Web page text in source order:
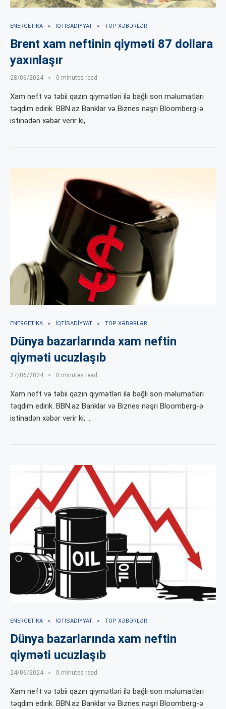
ENERGETIKA İQTISADIYYAT TOP XƏBƏRLƏR
Brent xam neftinin qiyməti 87 dollara
yaxınlaşır
28/06/2024 0 minutes read
Xam neft və təbii qazın qiymətləri ilə bağlı son məlumatları
təqdim edirik. BBN.az Banklar və Biznes nəşri Bloomberg-ə
istinadən xəbər verir ki, …
ENERGETIKA İQTISADIYYAT TOP XƏBƏRLƏR
Dünya bazarlarında xam neftin
qiyməti ucuzlaşıb
27/06/2024 0 minutes read
Xam neft və təbii qazın qiymətləri ilə bağlı son məlumatları
təqdim edirik. BBN.az Banklar və Biznes nəşri Bloomberg-ə
istinadən xəbər verir ki, …
ENERGETIKA İQTISADIYYAT TOP XƏBƏRLƏR
Dünya bazarlarında xam neftin
qiyməti ucuzlaşıb
24/06/2024 0 minutes read
Xam neft və təbii qazın qiymətləri ilə bağlı son məlumatları
təqdim edirik. BBN.az Banklar və Biznes nəşri Bloomberg-ə